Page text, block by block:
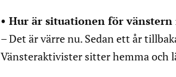
• Hur är situationen för
– Det är värre nu. Sedan ett år
Vänsteraktivister sitter hemma och